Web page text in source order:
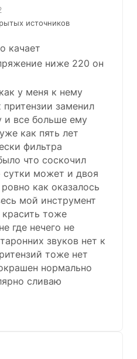
источников
качает
ниже 220 он
у меня к нему
заменил
и все больше ему
как пять лет
фильтра
что соскочил
сутки может и двоя
как оказалось
мой инструмент
красить тоже
где нечего не
звуков нет к
тоже нет
нормально
сливаю